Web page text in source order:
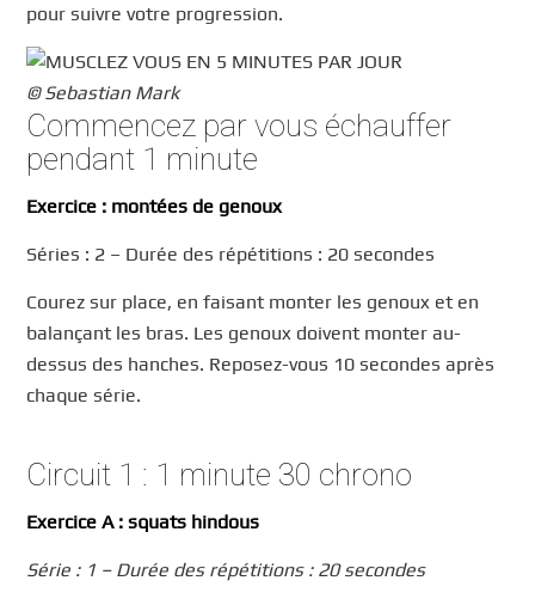
pour suivre votre progression.
© Sebastian Mark
Commencez par vous échauffer
pendant 1 minute
Exercice : montées de genoux
Séries : 2 – Durée des répétitions : 20 secondes
Courez sur place, en faisant monter les genoux et en
balançant les bras. Les genoux doivent monter au-
dessus des hanches. Reposez-vous 10 secondes après
chaque série.
Circuit 1 : 1 minute 30 chrono
Exercice A : squats hindous
Série : 1 – Durée des répétitions : 20 secondes